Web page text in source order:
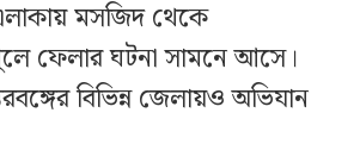
মসজিদ থেকে
ফেলার ঘটনা সামনে আসে।
বিভিন্ন জেলায়ও অভিযান